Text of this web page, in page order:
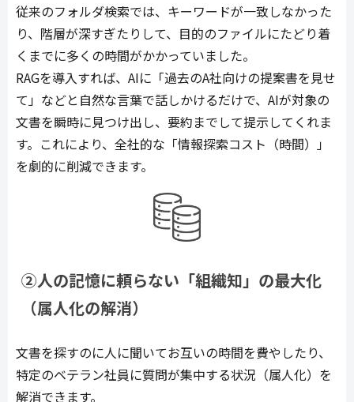
従来のフォルダ検索では、キーワードが一致しなかった
り、階層が深すぎたりして、目的のファイルにたどり着
くまでに多くの時間がかかっていました。
RAGを導入すれば、AIに「過去のA社向けの提案書を見せ
て」などと自然な言葉で話しかけるだけで、AIが対象の
文書を瞬時に見つけ出し、要約までして提示してくれま
す。これにより、全社的な「情報探索コスト（時間）」
を劇的に削減できます。
②人の記憶に頼らない「組織知」の最大化
（属人化の解消）
文書を探すのに人に聞いてお互いの時間を費やしたり、
特定のベテラン社員に質問が集中する状況（属人化）を
解消できます。